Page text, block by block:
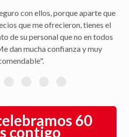
de siniestros, seguimiento
y rapidez en la gestión con la
y demás trámites".
60
contigo